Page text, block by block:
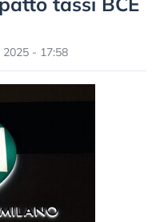
2025 - 17:58